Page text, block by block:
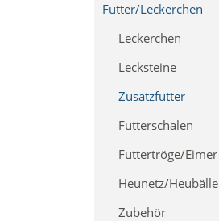
Pflegemittel
Lederpflege
Anti-Fly
Putzzeug
Putztaschen/Boxen
Futter/Leckerchen
Leckerchen
Lecksteine
Zusatzfutter
Futterschalen
Futtertröge/Eimer
Heunetz/Heubälle
Zubehör